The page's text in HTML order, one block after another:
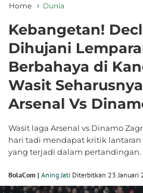
Home Dunia
Kebangetan!
Dihujani
Berbahaya di
Wasit
Arsenal Vs
Wasit laga Arsenal vs Dinamo
hari tadi mendapat kritik lantaran
yang terjadi dalam pertandingan.
BolaCom | Aning Jati Diterbitkan 23 Januari